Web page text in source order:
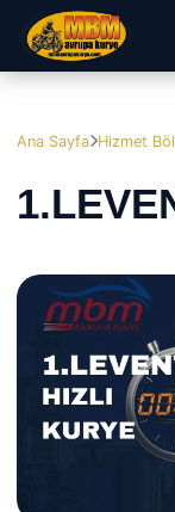
Ana Sayfa Hizmet